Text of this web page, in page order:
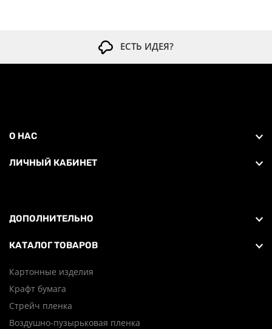
ЕСТЬ ИДЕЯ?
О НАС
ЛИЧНЫЙ КАБИНЕТ
ДОПОЛНИТЕЛЬНО
КАТАЛОГ ТОВАРОВ
Картонные изделия
Крафт бумага
Стрейч пленка
Воздушно-пузырьковая пленка